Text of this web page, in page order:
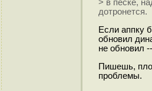
> в песке,
дотронется.
Если аппку
обновил
не обновил
Пишешь,
проблемы.